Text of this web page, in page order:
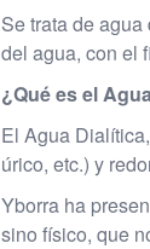
Se trata de
del agua, con el
¿Qué es el
El Agua
úrico, etc.) y
Yborra ha
sino físico, que